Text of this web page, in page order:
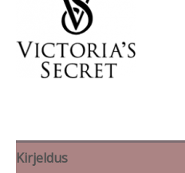
Kirjeldus